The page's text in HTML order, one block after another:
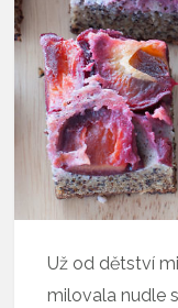
Už od dětství
milovala nudle